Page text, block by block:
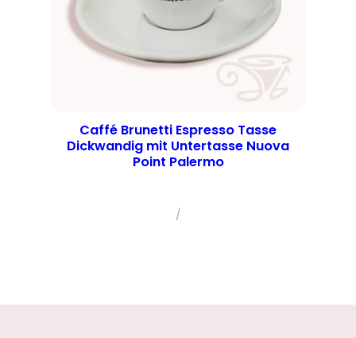
Caffé Brunetti Espresso Tasse
Dickwandig mit Untertasse Nuova
Point Palermo
/